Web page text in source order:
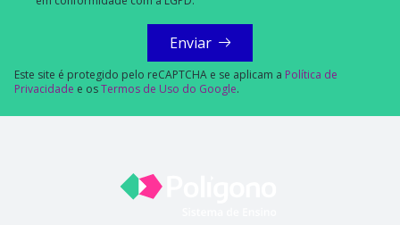
Enviar
Este site é protegido pelo reCAPTCHA e se aplicam a Política de
Privacidade e osTermos de Uso do Google.